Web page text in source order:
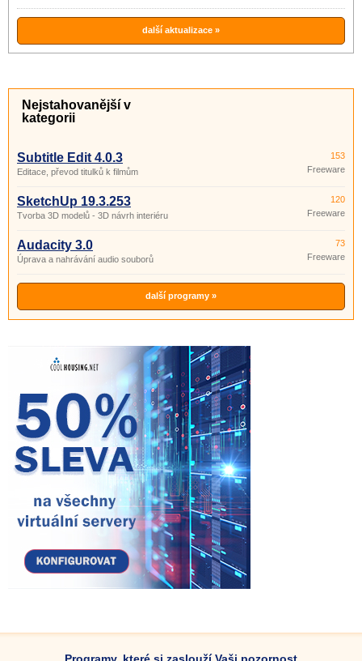
další aktualizace »
Nejstahovanější v
kategorii
Subtitle Edit 4.0.3
Editace, převod titulků k filmům
153
Freeware
SketchUp 19.3.253
Tvorba 3D modelů - 3D návrh interiéru
120
Freeware
Audacity 3.0
Úprava a nahrávání audio souborů
73
Freeware
další programy »